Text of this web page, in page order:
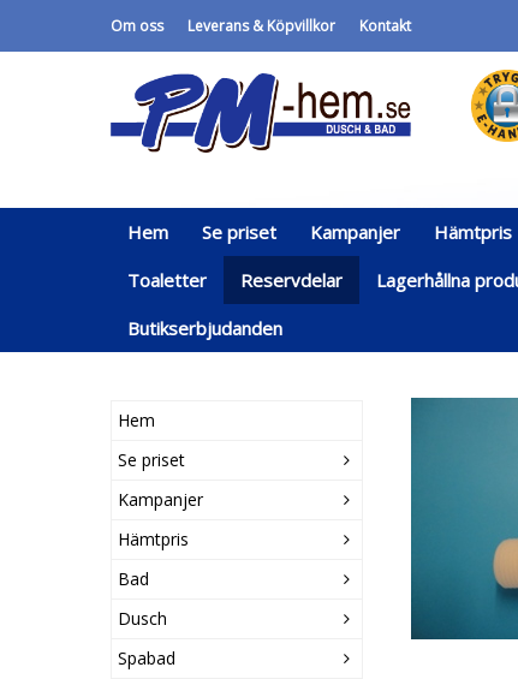
Om oss Leverans & Köpvillkor Kontakt
Hem Se priset Kampanjer Hämtpris
Toaletter
Reservdelar Lagerhållna
Butikserbjudanden
Hem
Se priset
Kampanjer
Hämtpris
Bad
Dusch
Spabad